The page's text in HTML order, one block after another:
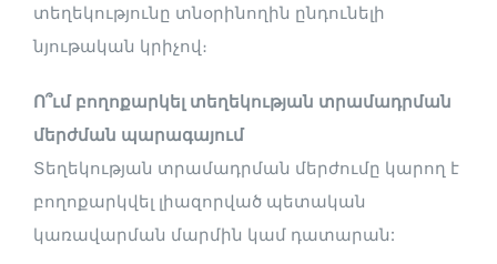
տեղեկությունը տնօրինողին ընդունելի
նյութական կրիչով։
Ո՞ւմ բողոքարկել տեղեկության տրամադրման
մերժման պարագայում
Տեղեկության տրամադրման մերժումը կարող է
բողոքարկվել լիազորված պետական
կառավարման մարմին կամ դատարան: